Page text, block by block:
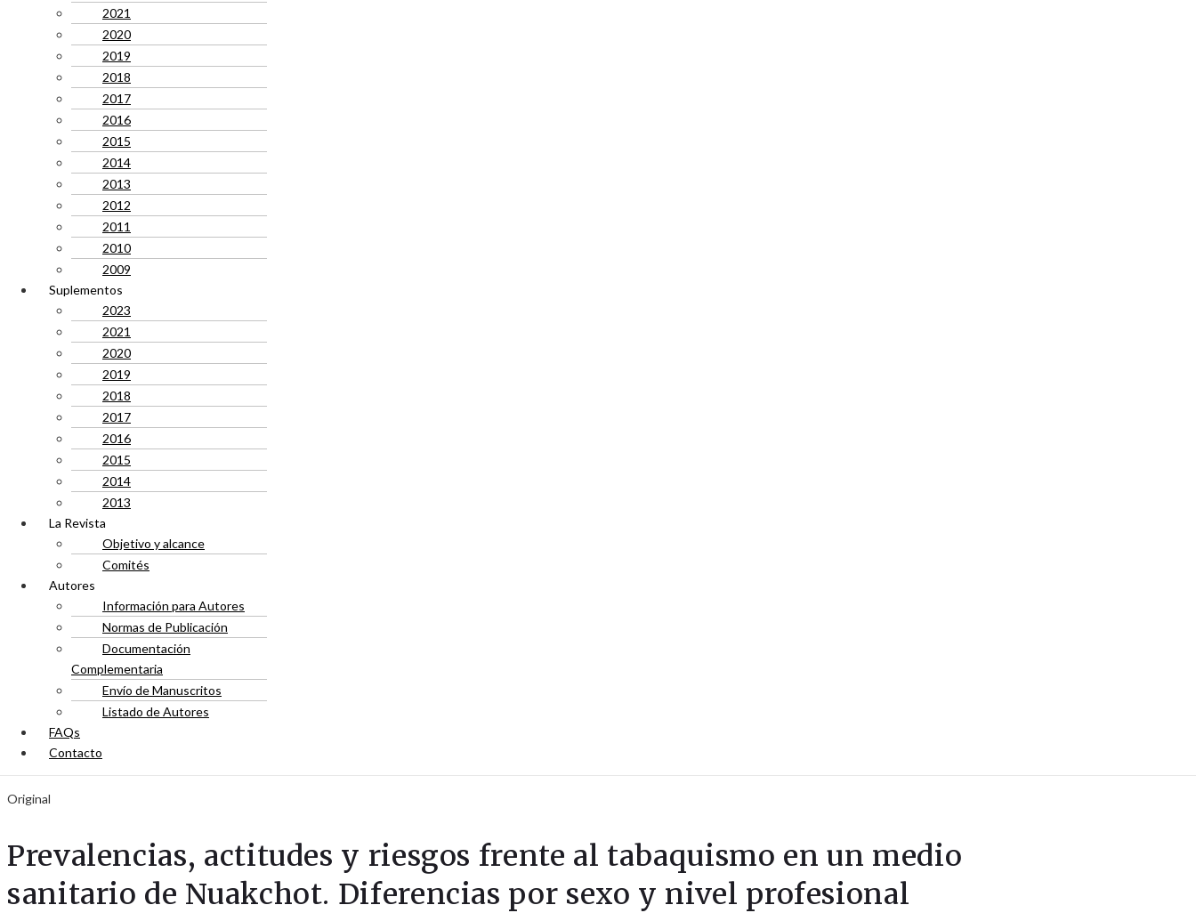
2021
2020
2019
2018
2017
2016
2015
2014
2013
2012
2011
2010
2009
Suplementos
2023
2021
2020
2019
2018
2017
2016
2015
2014
2013
La Revista
Objetivo y alcance
Comités
Autores
Información para Autores
Normas de Publicación
Documentación
Complementaria
Envío de Manuscritos
Listado de Autores
FAQs
Contacto
Original
Prevalencias, actitudes y riesgos frente al tabaquismo en un medio
sanitario de Nuakchot. Diferencias por sexo y nivel profesional